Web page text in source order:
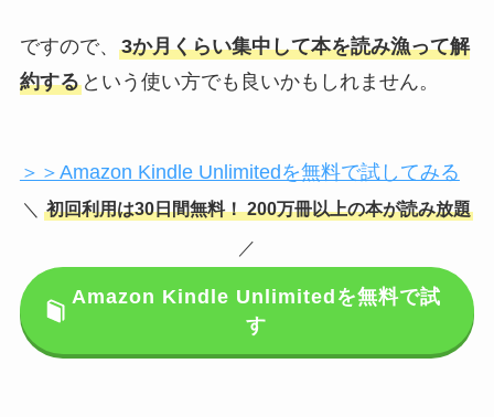
ですので、 3か月くらい集中して本を読み漁って解
約するという使い方でも良いかもしれません。
＞＞Amazon Kindle Unlimitedを無料で試してみる
＼ 初回利用は30日間無料！ 200万冊以上の本が読み放題
／
Amazon Kindle Unlimitedを無料で試
す